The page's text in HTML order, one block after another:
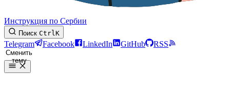
Инструкция по Сербии
Поиск Ctrl K
Telegram Facebook LinkedIn GitHub RSS
Сменить
тему